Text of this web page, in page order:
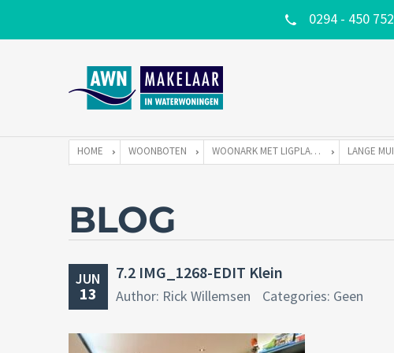
0294 - 450 752
HOME WOONBOTEN WOONARK MET LIGPLAATS
BLOG
JUN
13
7.2 IMG_1268-EDIT Klein
Author: Rick Willemsen Categories: Geen